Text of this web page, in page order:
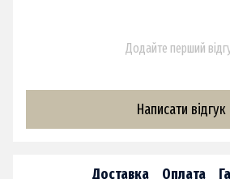
Додайте перший
Написати відгук
Доставка Оплата